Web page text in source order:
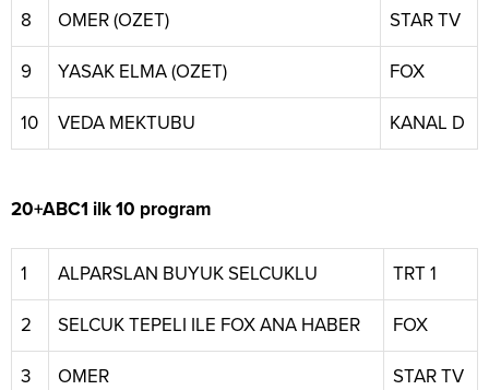
8 OMER (OZET) STAR TV
9 YASAK ELMA (OZET) FOX
10 VEDA MEKTUBU KANAL D
20+ABC1 ilk 10 program
1 ALPARSLAN BUYUK SELCUKLU TRT 1
2 SELCUK TEPELI ILE FOX ANA HABER FOX
3 OMER STAR TV